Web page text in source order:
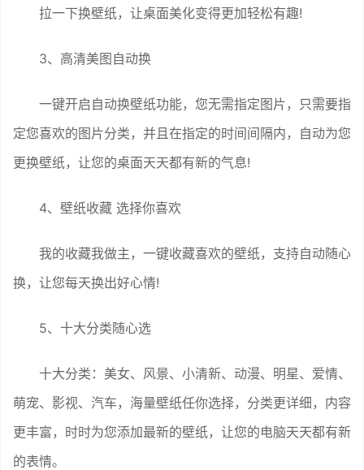
拉一下换壁纸，让桌面美化变得更加轻松有趣!
3、高清美图自动换
一键开启自动换壁纸功能，您无需指定图片，只需要指
定您喜欢的图片分类，并且在指定的时间间隔内，自动为您
更换壁纸，让您的桌面天天都有新的气息!
4、壁纸收藏 选择你喜欢
我的收藏我做主，一键收藏喜欢的壁纸，支持自动随心
换，让您每天换出好心情!
5、十大分类随心选
十大分类：美女、风景、小清新、动漫、明星、爱情、
萌宠、影视、汽车，海量壁纸任你选择，分类更详细，内容
更丰富，时时为您添加最新的壁纸，让您的电脑天天都有新
的表情。